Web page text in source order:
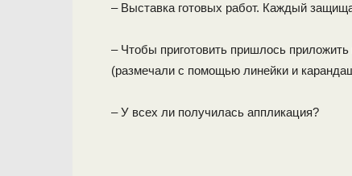
– Выставка готовых работ. Каждый
– Чтобы приготовить пришлось
(размечали с помощью линейки и
– У всех ли получилась аппликация?